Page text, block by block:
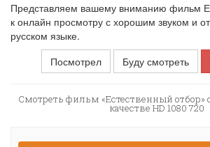
Представляем вашему вниманию фильм
к онлайн просмотру с хорошим звуком и
русском языке.
Посмотрел
Буду смотреть
Смотреть фильм «Естественный
качестве HD 1080 720